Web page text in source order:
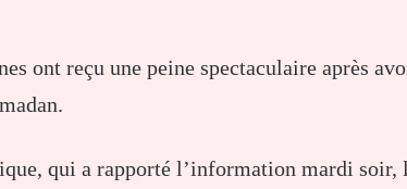
ont reçu une peine spectaculaire après
qui a rapporté l’information mardi soir,